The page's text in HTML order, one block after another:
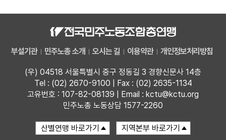
부설기관 민주노총 소개 오시는 길 이용약관 개인정보처리방침
(우) 04518 서울특별시 중구 정동길 3 경향신문사 14층
Tel : (02) 2670-9100 | Fax : (02) 2635-1134
고유번호 : 107-82-08139 | Email : kctu@kctu.org
민주노총 노동상담 1577-2260